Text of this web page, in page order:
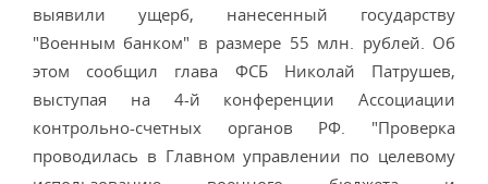
выявили ущерб, нанесенный государству
"Военным банком" в размере 55 млн. рублей. Об
этом сообщил глава ФСБ Николай Патрушев,
выступая на 4-й конференции Ассоциации
контрольно-счетных органов РФ. "Проверка
проводилась в Главном управлении по целевому